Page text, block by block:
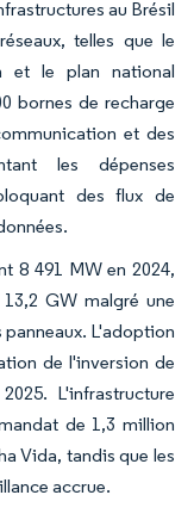
au Brésil
telles que le
et le plan national
bornes de recharge
et des
les dépenses
des flux de
8 491 MW en 2024,
GW malgré une
panneaux. L'adoption
de l'inversion de
L'infrastructure
de 1,3 million
Vida, tandis que les
accrue.